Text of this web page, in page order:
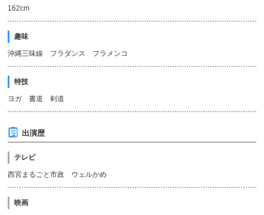
162cm
趣味
沖縄三味線 フラダンス フラメンコ
特技
ヨガ 書道 剣道
出演歴
テレビ
西宮まるごと市政 ウェルかめ
映画